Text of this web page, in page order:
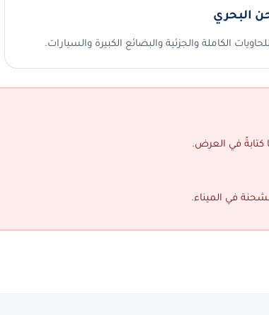
البحري
الكاملة والجزئية والبضائع الكبيرة والسيارات.
كتابةً في العرض.
في الميناء.